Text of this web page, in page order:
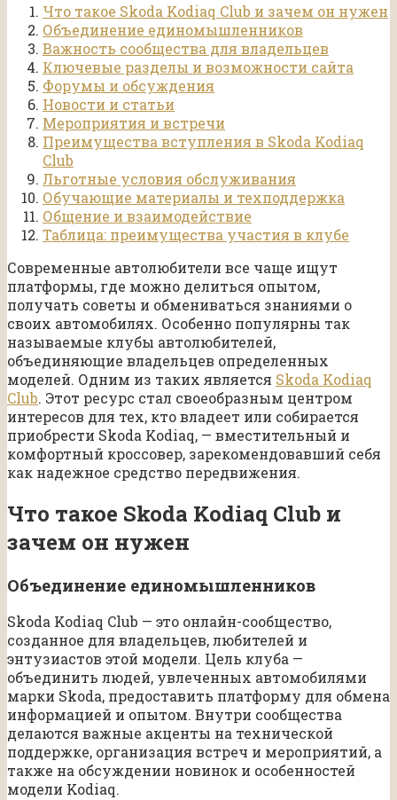
Что такое Skoda Kodiaq Club и зачем он нужен
Объединение единомышленников
Важность сообщества для владельцев
Ключевые разделы и возможности сайта
Форумы и обсуждения
Новости и статьи
Мероприятия и встречи
Преимущества вступления в Skoda Kodiaq
Club
Льготные условия обслуживания
Обучающие материалы и техподдержка
Общение и взаимодействие
Таблица: преимущества участия в клубе
Современные автолюбители все чаще ищут
платформы, где можно делиться опытом,
получать советы и обмениваться знаниями о
своих автомобилях. Особенно популярны так
называемые клубы автолюбителей,
объединяющие владельцев определенных
моделей. Одним из таких является Skoda Kodiaq
Club. Этот ресурс стал своеобразным центром
интересов для тех, кто владеет или собирается
приобрести Skoda Kodiaq, — вместительный и
комфортный кроссовер, зарекомендовавший себя
как надежное средство передвижения.
Что такое Skoda Kodiaq Club и
зачем он нужен
Объединение единомышленников
Skoda Kodiaq Club — это онлайн-сообщество,
созданное для владельцев, любителей и
энтузиастов этой модели. Цель клуба —
объединить людей, увлеченных автомобилями
марки Skoda, предоставить платформу для обмена
информацией и опытом. Внутри сообщества
делаются важные акценты на технической
поддержке, организация встреч и мероприятий, а
также на обсуждении новинок и особенностей
модели Kodiaq.